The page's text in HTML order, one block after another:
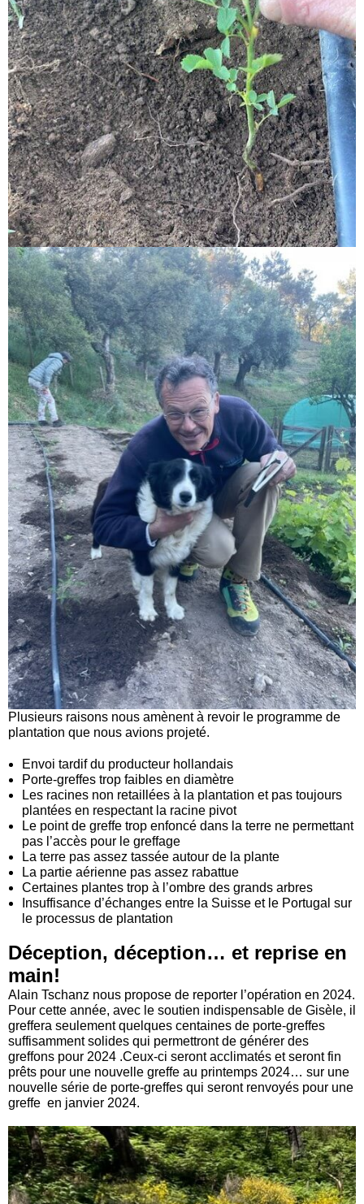
Plusieurs raisons nous amènent à revoir le programme de
plantation que nous avions projeté.
Envoi tardif du producteur hollandais
Porte-greffes trop faibles en diamètre
Les racines non retaillées à la plantation et pas toujours
plantées en respectant la racine pivot
Le point de greffe trop enfoncé dans la terre ne permettant
pas l’accès pour le greffage
La terre pas assez tassée autour de la plante
La partie aérienne pas assez rabattue
Certaines plantes trop à l’ombre des grands arbres
Insuffisance d’échanges entre la Suisse et le Portugal sur
le processus de plantation
Déception, déception… et reprise en
main!
Alain Tschanz nous propose de reporter l’opération en 2024.
Pour cette année, avec le soutien indispensable de Gisèle, il
greffera seulement quelques centaines de porte-greffes
suffisamment solides qui permettront de générer des
greffons pour 2024 .Ceux-ci seront acclimatés et seront fin
prêts pour une nouvelle greffe au printemps 2024… sur une
nouvelle série de porte-greffes qui seront renvoyés pour une
greffe en janvier 2024.